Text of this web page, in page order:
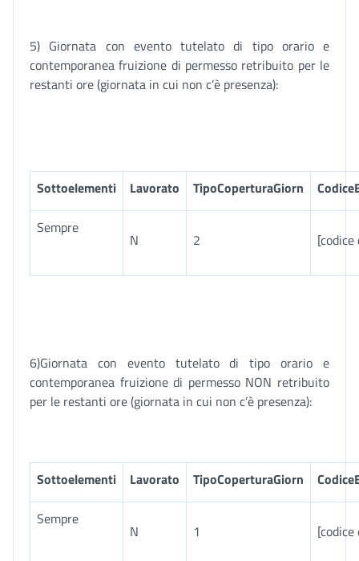
5) Giornata con evento tutelato di tipo orario e
contemporanea fruizione di permesso retribuito per le
restanti ore (giornata in cui non c’è presenza):
Sottoelementi Lavorato TipoCoperturaGiorn
Sempre
N 2
6)Giornata con evento tutelato di tipo orario e
contemporanea fruizione di permesso NON retribuito
per le restanti ore (giornata in cui non c’è presenza):
Sottoelementi Lavorato TipoCoperturaGiorn
Sempre
N 1